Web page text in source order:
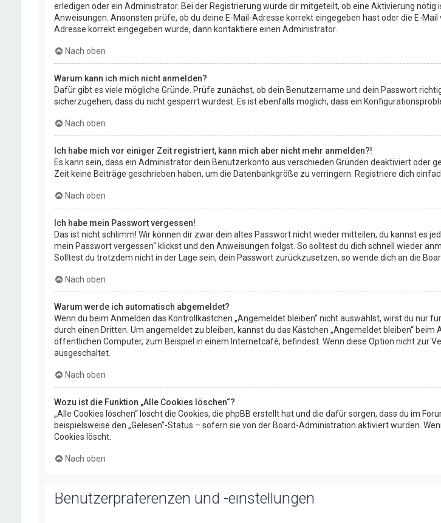
erledigen oder ein Administrator. Bei der Registrierung wurde dir mitgeteilt, ob eine Aktivierung
Anweisungen. Ansonsten prüfe, ob du deine E-Mail-Adresse korrekt eingegeben hast oder die E-
Adresse korrekt eingegeben wurde, dann kontaktiere einen Administrator.
Nach oben
Warum kann ich mich nicht anmelden?
Dafür gibt es viele mögliche Gründe. Prüfe zunächst, ob dein Benutzername und dein Passwort
sicherzugehen, dass du nicht gesperrt wurdest. Es ist ebenfalls möglich, dass ein
Nach oben
Ich habe mich vor einiger Zeit registriert, kann mich aber nicht mehr anmelden?!
Es kann sein, dass ein Administrator dein Benutzerkonto aus verschieden Gründen deaktiviert
Zeit keine Beiträge geschrieben haben, um die Datenbankgröße zu verringern. Registriere dich
Nach oben
Ich habe mein Passwort vergessen!
Das ist nicht schlimm! Wir können dir zwar dein altes Passwort nicht wieder mitteilen, du kannst es
mein Passwort vergessen“ klickst und den Anweisungen folgst. So solltest du dich schnell wieder
Solltest du trotzdem nicht in der Lage sein, dein Passwort zurückzusetzen, so wende dich an die
Nach oben
Warum werde ich automatisch abgemeldet?
Wenn du beim Anmelden das Kontrollkästchen „Angemeldet bleiben“ nicht auswählst, wirst du nur
durch einen Dritten. Um angemeldet zu bleiben, kannst du das Kästchen „Angemeldet bleiben“
öffentlichen Computer, zum Beispiel in einem Internetcafé, befindest. Wenn diese Option nicht zur
ausgeschaltet.
Nach oben
Wozu ist die Funktion „Alle Cookies löschen“?
„Alle Cookies löschen“ löscht die Cookies, die phpBB erstellt hat und die dafür sorgen, dass du im
beispielsweise den „Gelesen“-Status – sofern sie von der Board-Administration aktiviert wurden.
Cookies löscht.
Nach oben
Benutzerpräferenzen und -einstellungen